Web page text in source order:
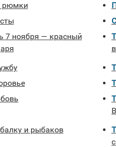
рюмки
Тосты выпускнику на выпускной
Тосты за Любовь на день Святого
и рыбаков
Тосты за свидетеля и поздравления